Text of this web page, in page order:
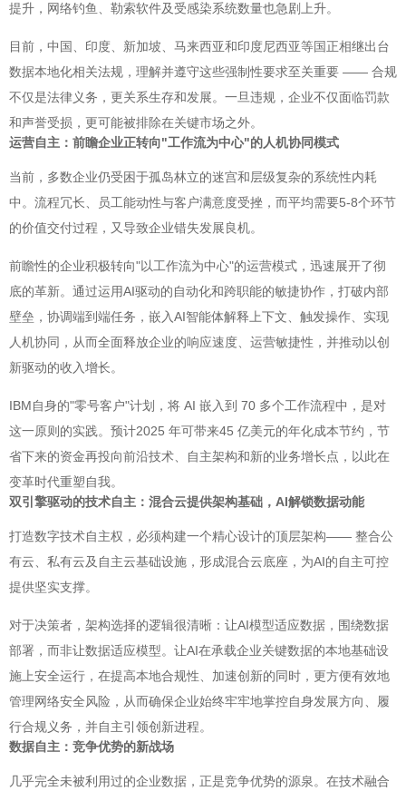
提升，网络钓鱼、勒索软件及受感染系统数量也急剧上升。
目前，中国、印度、新加坡、马来西亚和印度尼西亚等国正相继出台
数据本地化相关法规，理解并遵守这些强制性要求至关重要 —— 合规
不仅是法律义务，更关系生存和发展。一旦违规，企业不仅面临罚款
和声誉受损，更可能被排除在关键市场之外。
运营自主：前瞻企业正转向"工作流为中心"的人机协同模式
当前，多数企业仍受困于孤岛林立的迷宫和层级复杂的系统性内耗
中。流程冗长、员工能动性与客户满意度受挫，而平均需要5-8个环节
的价值交付过程，又导致企业错失发展良机。
前瞻性的企业积极转向"以工作流为中心"的运营模式，迅速展开了彻
底的革新。通过运用AI驱动的自动化和跨职能的敏捷协作，打破内部
壁垒，协调端到端任务，嵌入AI智能体解释上下文、触发操作、实现
人机协同，从而全面释放企业的响应速度、运营敏捷性，并推动以创
新驱动的收入增长。
IBM自身的"零号客户"计划，将 AI 嵌入到 70 多个工作流程中，是对
这一原则的实践。预计2025 年可带来45 亿美元的年化成本节约，节
省下来的资金再投向前沿技术、自主架构和新的业务增长点，以此在
变革时代重塑自我。
双引擎驱动的技术自主：混合云提供架构基础，AI解锁数据动能
打造数字技术自主权，必须构建一个精心设计的顶层架构—— 整合公
有云、私有云及自主云基础设施，形成混合云底座，为AI的自主可控
提供坚实支撑。
对于决策者，架构选择的逻辑很清晰：让AI模型适应数据，围绕数据
部署，而非让数据适应模型。让AI在承载企业关键数据的本地基础设
施上安全运行，在提高本地合规性、加速创新的同时，更方便有效地
管理网络安全风险，从而确保企业始终牢牢地掌控自身发展方向、履
行合规义务，并自主引领创新进程。
数据自主：竞争优势的新战场
几乎完全未被利用过的企业数据，正是竞争优势的源泉。在技术融合